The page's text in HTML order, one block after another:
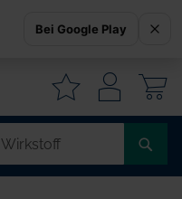
Bei Google Play